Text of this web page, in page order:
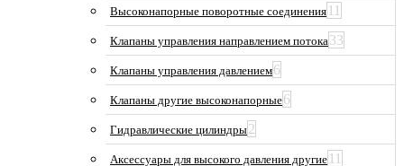
Высоконапорные поворотные соединения 11
Клапаны управления направлением потока33
Клапаны управления давлением6
Клапаны другие высоконапорные6
Гидравлические цилиндры2
Аксессуары для высокого давления другие 11